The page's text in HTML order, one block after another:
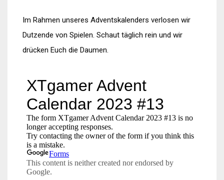
Im Rahmen unseres Adventskalenders verlosen wir
Dutzende von Spielen. Schaut täglich rein und wir
drücken Euch die Daumen.